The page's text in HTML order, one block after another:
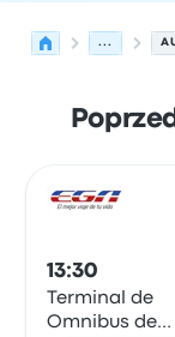
...
13:30
Terminal de
Omnibus de